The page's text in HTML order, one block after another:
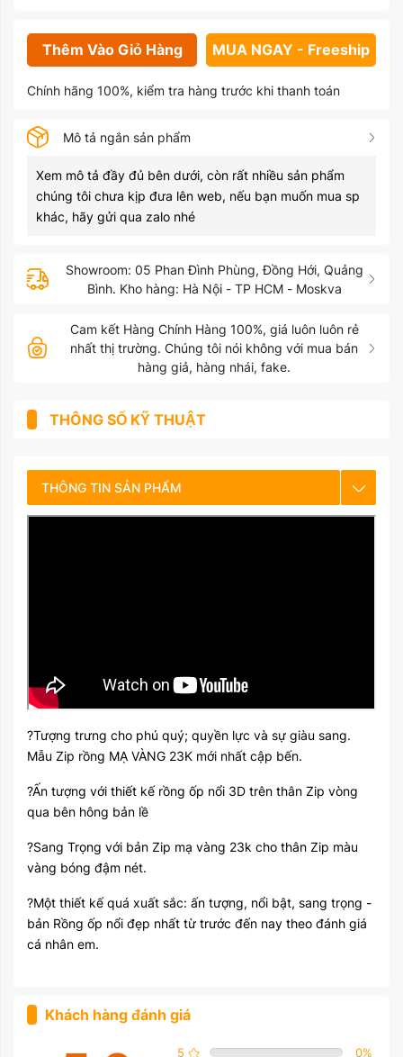
Thêm Vào Giỏ Hàng MUA NGAY - Freeship
Chính hãng 100%, kiểm tra hàng trước khi thanh toán
Mô tả ngắn sản phẩm
Xem mô tả đầy đủ bên dưới, còn rất nhiều sản phẩm
chúng tôi chưa kịp đưa lên web, nếu bạn muốn mua sp
khác, hãy gửi qua zalo nhé
Showroom: 05 Phan Đình Phùng, Đồng Hới, Quảng
Bình. Kho hàng: Hà Nội - TP HCM - Moskva
Cam kết Hàng Chính Hàng 100%, giá luôn luôn rẻ
nhất thị trường. Chúng tôi nói không với mua bán
hàng giả, hàng nhái, fake.
THÔNG SỐ KỸ THUẬT
THÔNG TIN SẢN PHẨM
?Tượng trưng cho phú quý; quyền lực và sự giàu sang.
Mẫu Zip rồng MẠ VÀNG 23K mới nhất cập bến.
?Ấn tượng với thiết kế rồng ốp nổi 3D trên thân Zip vòng
qua bên hông bản lề
?Sang Trọng với bản Zip mạ vàng 23k cho thân Zip màu
vàng bóng đậm nét.
?Một thiết kế quá xuất sắc: ấn tượng, nổi bật, sang trọng -
bản Rồng ốp nổi đẹp nhất từ trước đến nay theo đánh giá
cá nhân em.
Khách hàng đánh giá
5 0%